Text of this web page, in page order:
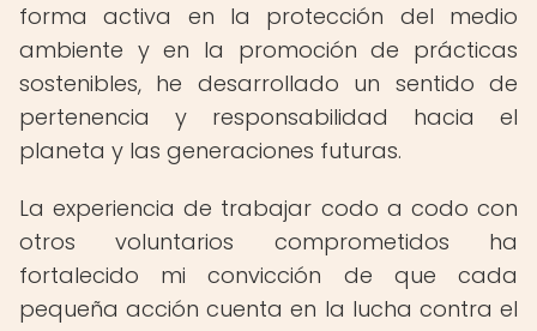
forma activa en la protección del medio
ambiente y en la promoción de prácticas
sostenibles, he desarrollado un sentido de
pertenencia y responsabilidad hacia el
planeta y las generaciones futuras.
La experiencia de trabajar codo a codo con
otros voluntarios comprometidos ha
fortalecido mi convicción de que cada
pequeña acción cuenta en la lucha contra el